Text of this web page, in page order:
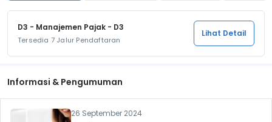
D3 - Manajemen Pajak - D3
Tersedia 7 Jalur Pendaftaran
Lihat Detail
Informasi & Pengumuman
26 September 2024